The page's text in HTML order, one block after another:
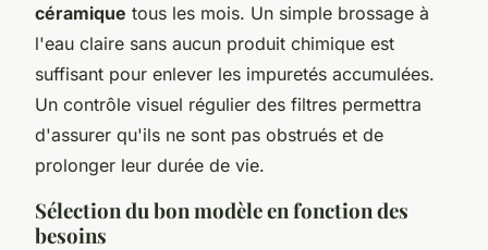
céramique tous les mois. Un simple brossage à
l'eau claire sans aucun produit chimique est
suffisant pour enlever les impuretés accumulées.
Un contrôle visuel régulier des filtres permettra
d'assurer qu'ils ne sont pas obstrués et de
prolonger leur durée de vie.
Sélection du bon modèle en fonction des
besoins